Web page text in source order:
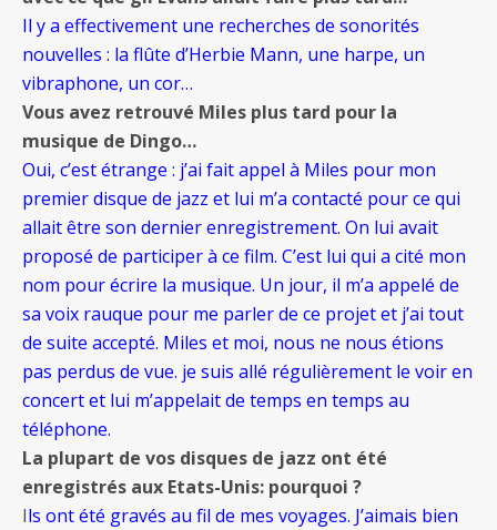
Il y a effectivement une recherches de sonorités
nouvelles : la flûte d’Herbie Mann, une harpe, un
vibraphone, un cor…
Vous avez retrouvé Miles plus tard pour la
musique de Dingo…
Oui, c’est étrange : j’ai fait appel à Miles pour mon
premier disque de jazz et lui m’a contacté pour ce qui
allait être son dernier enregistrement. On lui avait
proposé de participer à ce film. C’est lui qui a cité mon
nom pour écrire la musique. Un jour, il m’a appelé de
sa voix rauque pour me parler de ce projet et j’ai tout
de suite accepté. Miles et moi, nous ne nous étions
pas perdus de vue. je suis allé régulièrement le voir en
concert et lui m’appelait de temps en temps au
téléphone.
La plupart de vos disques de jazz ont été
enregistrés aux Etats-Unis: pourquoi ?
Ils ont été gravés au fil de mes voyages. J’aimais bien